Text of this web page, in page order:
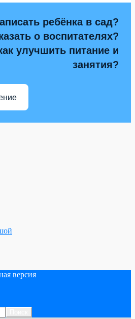
ребёнка в сад?
о воспитателях?
улучшить питание и
занятия?
версия